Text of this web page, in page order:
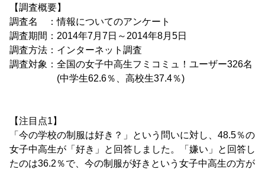
【調査概要】
調査名 ：情報についてのアンケート
調査期間：2014年7月7日～2014年8月5日
調査方法：インターネット調査
調査対象：全国の女子中高生フミコミュ！ユーザー326名
(中学生62.6％、高校生37.4％)
【注目点1】
「今の学校の制服は好き？」という問いに対し、48.5％の
女子中高生が「好き」と回答しました。「嫌い」と回答し
たのは36.2％で、今の制服が好きという女子中高生の方が